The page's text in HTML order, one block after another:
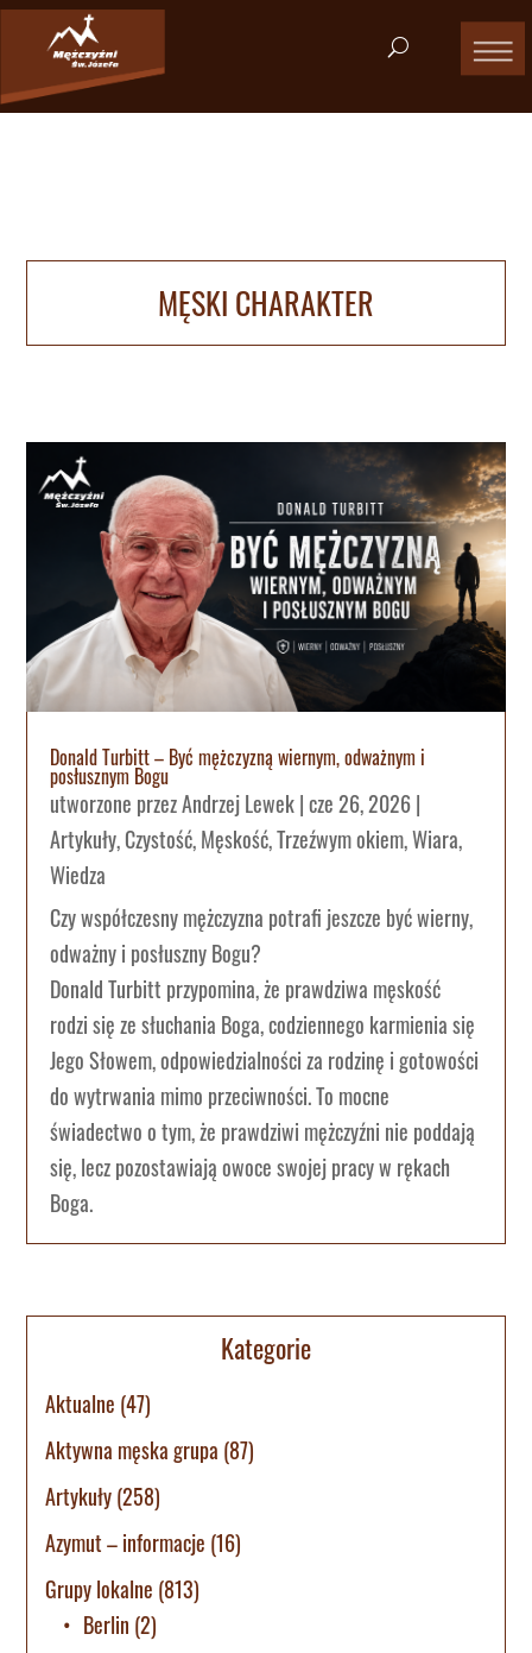
MĘSKI CHARAKTER
Donald Turbitt – Być mężczyzną wiernym, odważnym i
posłusznym Bogu
utworzone przezAndrzej Lewek|cze 26, 2026|
Artykuły,Czystość,Męskość,Trzeźwym okiem,Wiara,
Wiedza
Czy współczesny mężczyzna potrafi jeszcze być wierny,
odważny i posłuszny Bogu?
Donald Turbitt przypomina, że prawdziwa męskość
rodzi się ze słuchania Boga, codziennego karmienia się
Jego Słowem, odpowiedzialności za rodzinę i gotowości
do wytrwania mimo przeciwności. To mocne
świadectwo o tym, że prawdziwi mężczyźni nie poddają
się, lecz pozostawiają owoce swojej pracy w rękach
Boga.
Kategorie
Aktualne (47)
Aktywna męska grupa (87)
Artykuły(258)
Azymut – informacje (16)
Grupy lokalne (813)
Berlin (2)